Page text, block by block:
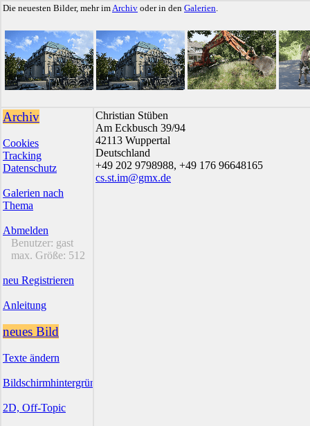
Die neuesten Bilder, mehr imArchiv oder in den Galerien.
Archiv
Cookies
Tracking
Datenschutz
Galerien nach
Thema
Abmelden
Benutzer: gast
max. Größe: 512
neu Registrieren
Anleitung
neues Bild
Texte ändern
Bildschirmhintergründe
2D, Off-Topic
Christian Stüben
Am Eckbusch 39/94
42113 Wuppertal
Deutschland
+49 202 9798988, +49 176 96648165
cs.st.im@gmx.de